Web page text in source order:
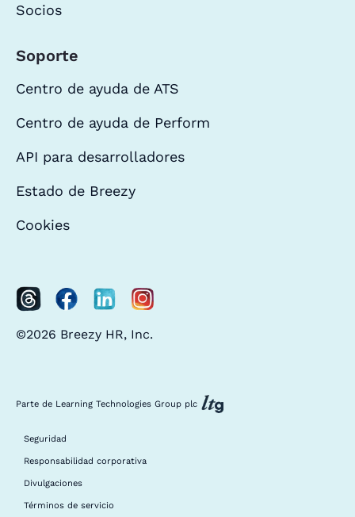
Socios
Soporte
Centro de ayuda de ATS
Centro de ayuda de Perform
API para desarrolladores
Estado de Breezy
Cookies
©2026 Breezy HR, Inc.
Parte de Learning Technologies Group plc
Seguridad
Responsabilidad corporativa
Divulgaciones
Términos de servicio